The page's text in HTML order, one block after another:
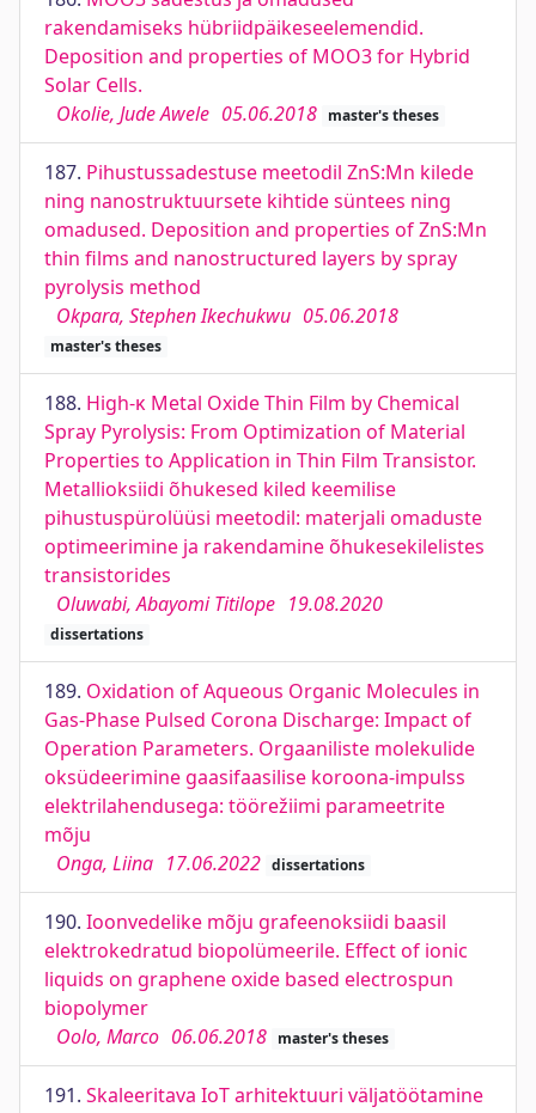
rakendamiseks hübriidpäikeseelemendid.
Deposition and properties of MOO3 for Hybrid
Solar Cells.
Okolie, Jude Awele 05.06.2018 master's theses
187. Pihustussadestuse meetodil ZnS:Mn kilede
ning nanostruktuursete kihtide süntees ning
omadused. Deposition and properties of ZnS:Mn
thin films and nanostructured layers by spray
pyrolysis method
Okpara, Stephen Ikechukwu 05.06.2018
master's theses
188. High-κ Metal Oxide Thin Film by Chemical
Spray Pyrolysis: From Optimization of Material
Properties to Application in Thin Film Transistor.
Metallioksiidi õhukesed kiled keemilise
pihustuspürolüüsi meetodil: materjali omaduste
optimeerimine ja rakendamine õhukesekilelistes
transistorides
Oluwabi, Abayomi Titilope 19.08.2020
dissertations
189. Oxidation of Aqueous Organic Molecules in
Gas-Phase Pulsed Corona Discharge: Impact of
Operation Parameters. Orgaaniliste molekulide
oksüdeerimine gaasifaasilise koroona-impulss
elektrilahendusega: töörežiimi parameetrite
mõju
Onga, Liina 17.06.2022 dissertations
190. Ioonvedelike mõju grafeenoksiidi baasil
elektrokedratud biopolümeerile. Effect of ionic
liquids on graphene oxide based electrospun
biopolymer
Oolo, Marco 06.06.2018 master's theses
191. Skaleeritava IoT arhitektuuri väljatöötamine